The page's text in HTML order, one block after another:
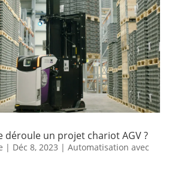
déroule un projet chariot AGV ?
| Déc 8, 2023 | Automatisation avec